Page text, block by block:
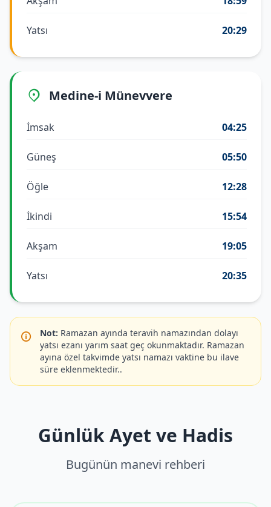
Yatsı 20:29
Medine-i Münevvere
İmsak 04:25
Güneş 05:50
Öğle 12:28
İkindi 15:54
Akşam 19:05
Yatsı 20:35
Not: Ramazan ayında teravih namazından dolayı
yatsı ezanı yarım saat geç okunmaktadır. Ramazan
ayına özel takvimde yatsı namazı vaktine bu ilave
süre eklenmektedir..
Günlük Ayet ve Hadis
Bugünün manevi rehberi